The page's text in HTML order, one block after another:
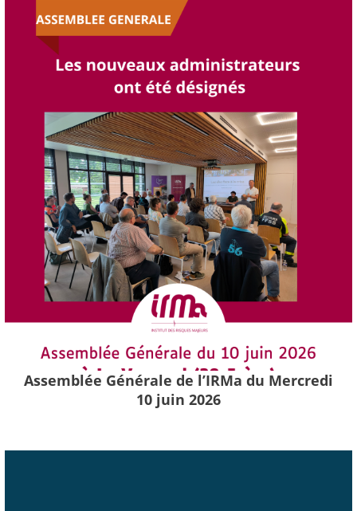
Assemblée Générale de l’IRMa du Mercredi
10 juin 2026